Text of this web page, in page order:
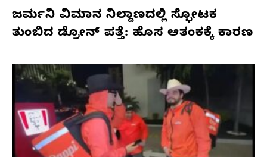
ಜರ್ಮನಿ ವಿಮಾನ ನಿಲ್ದಾಣದಲ್ಲಿ ಸ್ಫೋಟಕ
ತುಂಬಿದ ಡ್ರೋನ್ ಪತ್ತೆ: ಹೊಸ ಆತಂಕಕ್ಕೆ ಕಾರಣ